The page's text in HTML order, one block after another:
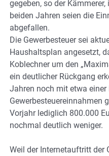
gegeben, so der
beiden Jahren seien die
abgefallen.
Die Gewerbesteuer sei
Haushaltsplan angesetzt,
Koblechner um den
ein deutlicher Rückgang
Jahren noch mit etwa
Gewerbesteuereinnahmen
Vorjahr lediglich 800.000
nochmal deutlich weniger.
Weil der Internetauftritt der